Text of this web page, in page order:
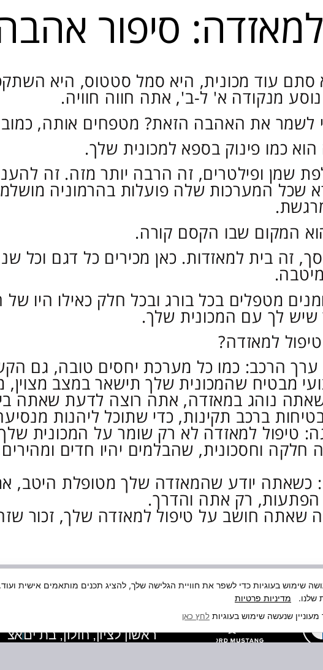
סיפור
סתם עוד מכונית, היא סמל סטטוס, היא
מנקודה א' ל-ב', אתה חווה חוויה.
לשמר את האהבה הזאת? מטפחים אותה,
כמו פינוק בספא למכונית שלך.
שמן ופילטרים, זה הרבה יותר מזה. זה
שכל המערכות שלה פועלות בהרמוניה
המקום שבו הקסם קורה.
זה בית למאזדות. כאן מכירים כל דגם וכל
מטפלים בכל בורג ובכל חלק כאילו היו
לך עם המכונית שלך.
למאזדה?
הרכב: כמו כל מערכת יחסים טובה, גם
מבטיח שהמכונית שלך תישאר במצב
נוהג במאזדה, אתה רוצה לדעת שאתה
ברכב תקינות, כדי שתוכל ליהנות
טיפול למאזדה לא רק שומר על המכונית
חלקה וחסכונית, שהבלמים יהיו חדים
יודע שהמאזדה שלך מטופלת היטב,
הפתעות, רק אתה והדרך.
שאתה חושב על טיפול למאזדה שלך, זכור
ראשון לציון, חולון, בת יםאצ״ל 10
שימוש בעוגיות כדי לשפר את חוויית הגלישה שלך, להציג תכנים מותאמים אישית
שלנו.
מדיניות פרטיות
שנעשה שימוש בעוגיות לחץ כאן